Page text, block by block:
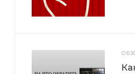
Внешний вид и